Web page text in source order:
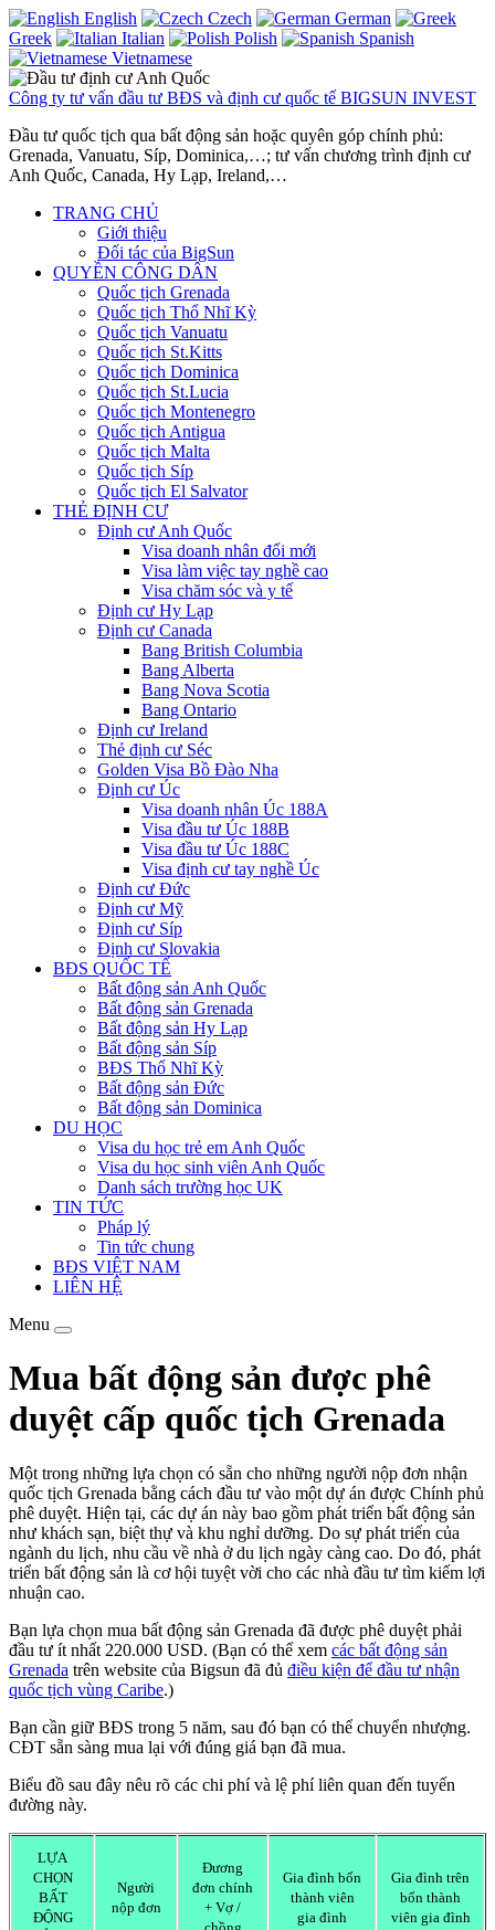
English Czech
German
Greek
Italian Polish
Spanish
Vietnamese
Công ty tư vấn đầu tư BĐS và định cư quốc tế BIGSUN INVEST
Đầu tư quốc tịch qua bất động sản hoặc quyên góp chính phủ:
Grenada, Vanuatu, Síp, Dominica,…; tư vấn chương trình định cư
Anh Quốc, Canada, Hy Lạp, Ireland,…
TRANG CHỦ
Giới thiệu
Đối tác của BigSun
QUYỀN CÔNG DÂN
Quốc tịch Grenada
Quốc tịch Thổ Nhĩ Kỳ
Quốc tịch Vanuatu
Quốc tịch St.Kitts
Quốc tịch Dominica
Quốc tịch St.Lucia
Quốc tịch Montenegro
Quốc tịch Antigua
Quốc tịch Malta
Quốc tịch Síp
Quốc tịch El Salvator
THẺ ĐỊNH CƯ
Định cư Anh Quốc
Visa doanh nhân đổi mới
Visa làm việc tay nghề cao
Visa chăm sóc và y tế
Định cư Hy Lạp
Định cư Canada
Bang British Columbia
Bang Alberta
Bang Nova Scotia
Bang Ontario
Định cư Ireland
Thẻ định cư Séc
Golden Visa Bồ Đào Nha
Định cư Úc
Visa doanh nhân Úc 188A
Visa đầu tư Úc 188B
Visa đầu tư Úc 188C
Visa định cư tay nghề Úc
Định cư Đức
Định cư Mỹ
Định cư Síp
Định cư Slovakia
BĐS QUỐC TẾ
Bất động sản Anh Quốc
Bất động sản Grenada
Bất động sản Hy Lạp
Bất động sản Síp
BĐS Thổ Nhĩ Kỳ
Bất động sản Đức
Bất động sản Dominica
DU HỌC
Visa du học trẻ em Anh Quốc
Visa du học sinh viên Anh Quốc
Danh sách trường học UK
TIN TỨC
Pháp lý
Tin tức chung
BĐS VIỆT NAM
LIÊN HỆ
Menu
Mua bất động sản được phê
duyệt cấp quốc tịch Grenada
Một trong những lựa chọn có sẵn cho những người nộp đơn nhận
quốc tịch Grenada bằng cách đầu tư vào một dự án được Chính phủ
phê duyệt. Hiện tại, các dự án này bao gồm phát triển bất động sản
như khách sạn, biệt thự và khu nghỉ dưỡng. Do sự phát triển của
ngành du lịch, nhu cầu về nhà ở du lịch ngày càng cao. Do đó, phát
triển bất động sản là cơ hội tuyệt vời cho các nhà đầu tư tìm kiếm lợi
nhuận cao.
Bạn lựa chọn mua bất động sản Grenada đã được phê duyệt phải
đầu tư ít nhất 220.000 USD. (Bạn có thể xem các bất động sản
Grenada trên website của Bigsun đã đủ điều kiện để đầu tư nhận
quốc tịch vùng Caribe.)
Bạn cần giữ BĐS trong 5 năm, sau đó bạn có thể chuyển nhượng.
CĐT sẵn sàng mua lại với đúng giá bạn đã mua.
Biểu đồ sau đây nêu rõ các chi phí và lệ phí liên quan đến tuyến
đường này.
LỰA
CHỌN
BẤT
ĐỘNG
Người
nộp đơn
Đương
đơn chính
+ Vợ /
Gia đình bốn
thành viên
gia đình
Gia đình trên
bốn thành
viên gia đình